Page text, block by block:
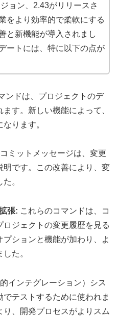
ョン、2.43がリリースさ
をより効率的で柔軟にする
と新機能が導入されまし
ートには、特に以下の点が
ンドは、プロジェクトのデ
す。新しい機能によって、
ります。
コミットメッセージは、変更
です。この改善により、変
。
張: これらのコマンドは、コ
ジェクトの変更履歴を見る
ションと機能が加わり、よ
た。
インテグレーション）シス
テストするために使われま
、開発プロセスがよりスム